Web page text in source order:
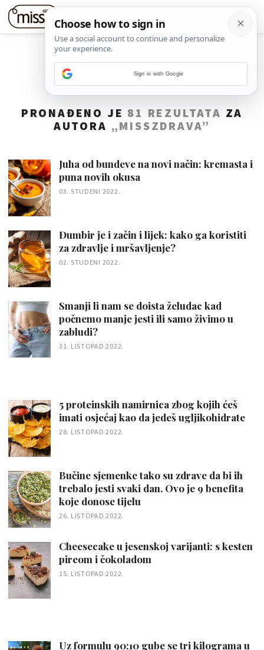
PRONAĐENO JE 81 REZULTATA ZA
AUTORA „MISSZDRAVA”
Juha od bundeve na novi način: kremasta i
puna novih okusa
03. STUDENI 2022.
Đumbir je i začin i lijek: kako ga koristiti
za zdravlje i mršavljenje?
02. STUDENI 2022.
Smanji li nam se doista želudac kad
počnemo manje jesti ili samo živimo u
zabludi?
31. LISTOPAD 2022.
5 proteinskih namirnica zbog kojih ćeš
imati osjećaj kao da jedeš ugljikohidrate
28. LISTOPAD 2022.
Bučine sjemenke tako su zdrave da bi ih
trebalo jesti svaki dan. Ovo je 9 benefita
koje donose tijelu
26. LISTOPAD 2022.
Cheesecake u jesenskoj varijanti: s kesten
pireom i čokoladom
15. LISTOPAD 2022.
Uz formulu 90:10 gube se tri kilograma u
Sign in with Google